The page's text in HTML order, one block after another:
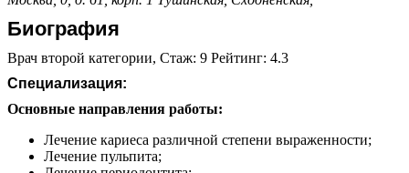
Биография
Врач второй категории, Стаж: 9 Рейтинг: 4.3
Специализация:
Основные направления работы:
Лечение кариеса различной степени выраженности;
Лечение пульпита;